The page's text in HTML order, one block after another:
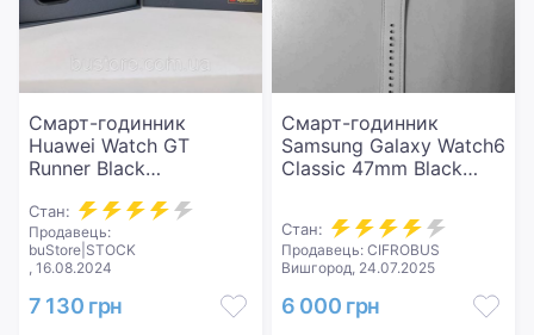
Смарт-годинник
Huawei Watch GT
Runner Black
Стан:
Продавець:
buStore|STOCK
, 16.08.2024
7 130 грн
Смарт-годинник
Samsung Galaxy Watch6
Classic 47mm Black
Стан:
Продавець: CIFROBUS
Вишгород, 24.07.2025
6 000 грн